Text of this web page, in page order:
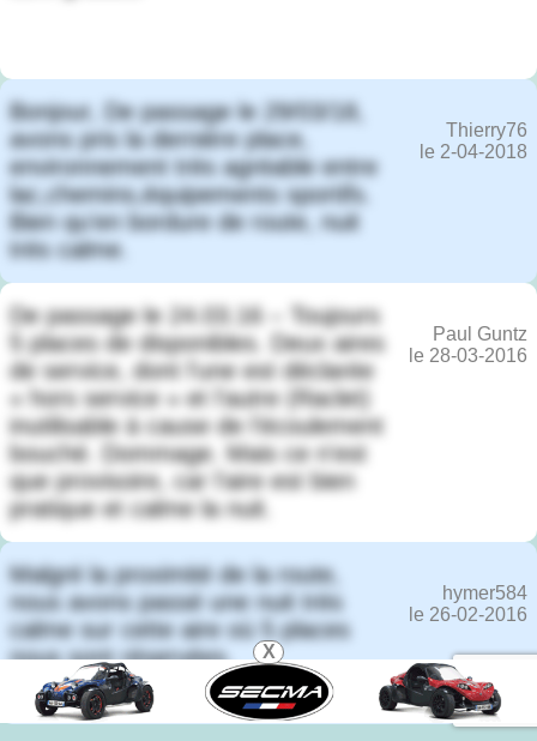
X
Bonjour, De passage le 29/03/18,
avons pris la dernière place,
environnement très agréable entre
lac,chemins,équipements sportifs.
Bien qu'en bordure de route, nuit
très calme.
Thierry76
le 2-04-2018
De passage le 24.03.16 – Toujours
5 places de disponibles. Deux aires
de service, dont l'une est déclarée
« hors service » et l'autre (Raclet)
inutilisable à cause de l'écoulement
bouché. Dommage. Mais ce n'est
que provisoire, car l'aire est bien
pratique et calme la nuit.
Paul Guntz
le 28-03-2016
Malgré la proximité de la route,
nous avons passé une nuit très
calme sur cette aire où 5 places
nous sont réservées.
hymer584
le 26-02-2016